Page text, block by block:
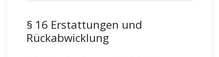
§ 16 Erstattungen und
Rückabwicklung